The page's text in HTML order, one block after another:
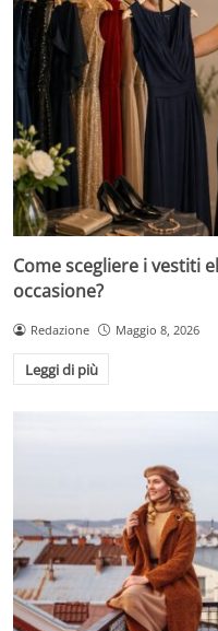
Come scegliere i vestiti
occasione?
Redazione Maggio 8, 2026
Leggi di più